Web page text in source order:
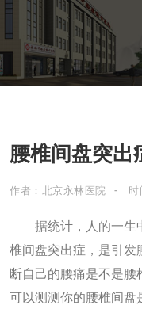
腰椎间盘突出
作者：北京永林医院 时
据统计，人的一生
椎间盘突出症，是引发
断自己的腰痛是不是腰
可以测测你的腰椎间盘